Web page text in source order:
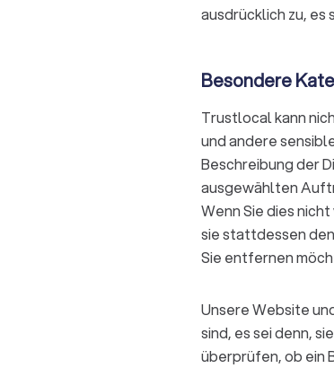
ausdrücklich zu,
Besondere
Trustlocal kann
und andere
Beschreibung der
ausgewählten
Wenn Sie dies
sie stattdessen
Sie entfernen
Unsere Website
sind, es sei denn,
überprüfen, ob ein